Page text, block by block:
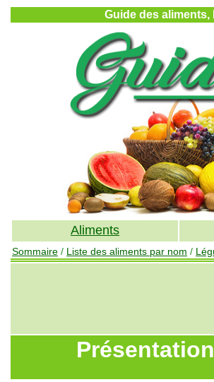
Guide des
Aliments
Sommaire / Liste des aliments par nom /